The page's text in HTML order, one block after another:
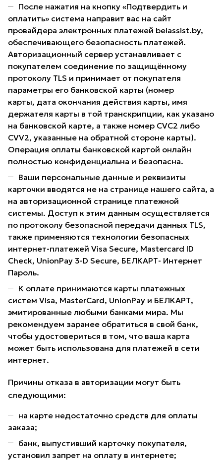
После нажатия на кнопку «Подтвердить и
оплатить» система направит вас на сайт
провайдера электронных платежей belassist.by,
обеспечивающего безопасность платежей.
Авторизационный сервер устанавливает с
покупателем соединение по защищённому
протоколу TLS и принимает от покупателя
параметры его банковской карты (номер
карты, дата окончания действия карты, имя
держателя карты в той транскрипции, как указано
на банковской карте, а также номер CVC2 либо
CVV2, указанные на обратной стороне карты).
Операция оплаты банковской картой онлайн
полностью конфиденциальна и безопасна.
Ваши персональные данные и реквизиты
карточки вводятся не на странице нашего сайта, а
на авторизационной странице платежной
системы. Доступ к этим данным осуществляется
по протоколу безопасной передачи данных TLS,
также применяются технологии безопасных
интернет-платежей Visa Secure, Mastercard ID
Check, UnionPay 3-D Secure, БЕЛКАРТ- Интернет
Пароль.
К оплате принимаются карты платежных
систем Visa, MasterCard, UnionPay и БЕЛКАРТ,
эмитированные любыми банками мира. Мы
рекомендуем заранее обратиться в свой банк,
чтобы удостовериться в том, что ваша карта
может быть использована для платежей в сети
интернет.
Причины отказа в авторизации могут быть
следующими:
на карте недостаточно средств для оплаты
заказа;
банк, выпустивший карточку покупателя,
установил запрет на оплату в интернете;